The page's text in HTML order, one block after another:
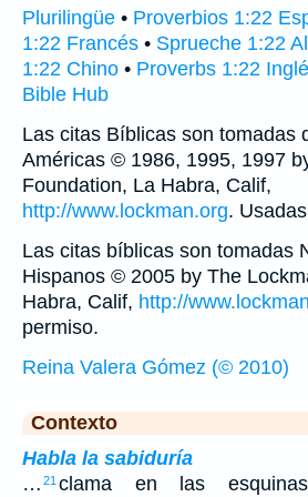
Plurilingüe • Proverbios 1:22
1:22 Francés • Sprueche 1:22
1:22 Chino • Proverbs 1:22
Bible Hub
Las citas Bíblicas son tomadas
Américas © 1986, 1995, 1997
Foundation, La Habra, Calif,
http://www.lockman.org.
Las citas bíblicas son tomadas
Hispanos © 2005 by The
Habra, Calif, http://
permiso.
Reina Valera Gómez (© 2010)
Contexto
Habla la sabiduría
… 21 clama en las